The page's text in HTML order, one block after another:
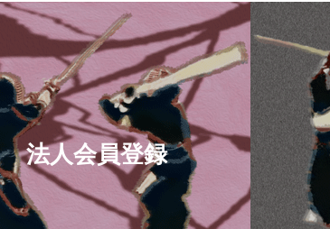
法人会員登録